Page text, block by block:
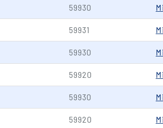
59930
59931
59930
59920
59930
59920